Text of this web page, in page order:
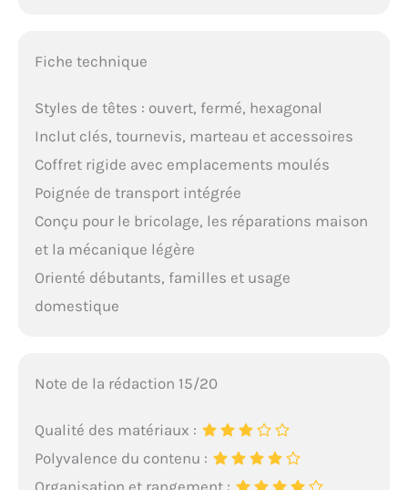
Fiche technique
Styles de têtes : ouvert, fermé, hexagonal
Inclut clés, tournevis, marteau et accessoires
Coffret rigide avec emplacements moulés
Poignée de transport intégrée
Conçu pour le bricolage, les réparations maison
et la mécanique légère
Orienté débutants, familles et usage
domestique
Note de la rédaction 15/20
Qualité des matériaux :
Polyvalence du contenu :
Organisation et rangement :